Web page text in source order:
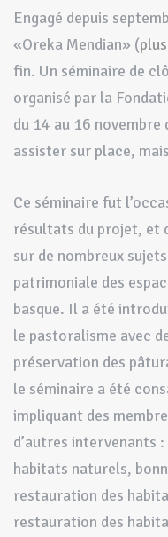
Engagé depuis
«Oreka Mendian» (
fin. Un séminaire de
organisé par la
du 14 au 16
assister sur place,
Ce séminaire fut
résultats du projet, et
sur de nombreux
patrimoniale des
basque. Il a été
le pastoralisme avec
préservation des
le séminaire a été
impliquant des
d’autres intervenants
habitats naturels,
restauration des
restauration des